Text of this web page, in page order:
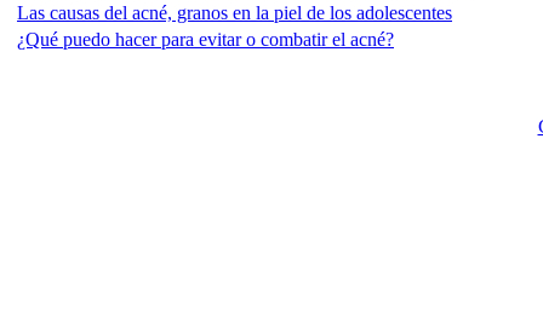
Las causas del acné, granos en la piel de los adolescentes
¿Qué puedo hacer para evitar o combatir el acné?